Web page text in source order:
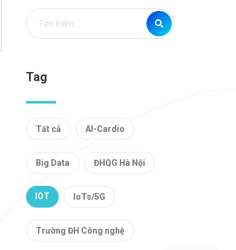
Tag
Tất cả AI-Cardio
Big Data ĐHQG Hà Nội
IOT IoTs/5G
Trường ĐH Công nghệ